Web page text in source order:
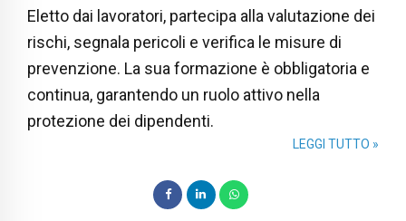
Eletto dai lavoratori, partecipa alla valutazione dei
rischi, segnala pericoli e verifica le misure di
prevenzione. La sua formazione è obbligatoria e
continua, garantendo un ruolo attivo nella
protezione dei dipendenti.
LEGGI TUTTO »